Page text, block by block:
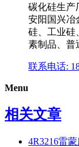
碳化硅生产
安阳国兴冶
硅、工业硅
素制品、普
联系电话:
Menu
相关文章
4R3216雷